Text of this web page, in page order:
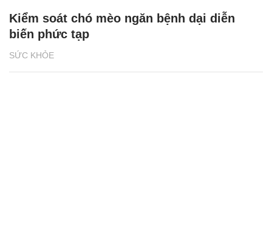
SỨC KHỎE
Kiểm soát chó mèo ngăn bệnh dại diễn
biến phức tạp